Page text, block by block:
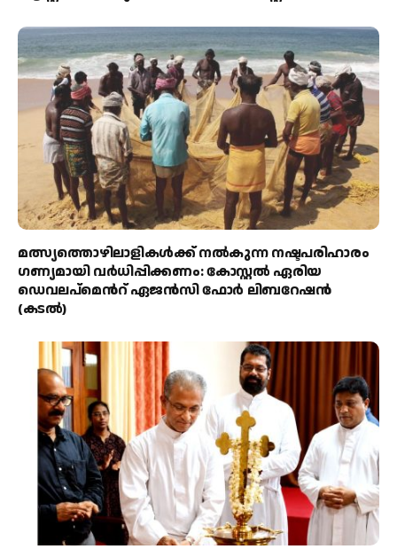
മത്സ്യത്തൊഴിലാളികള്‍ക്ക് നല്‍കുന്ന നഷ്ടപരിഹാരം
ഗണ്യമായി വര്‍ധിപ്പിക്കണം: കോസ്റ്റല്‍ ഏരിയ
ഡെവലപ്മെന്‍റ് ഏജന്‍സി ഫോര്‍ ലിബറേഷന്‍
(കടല്‍)